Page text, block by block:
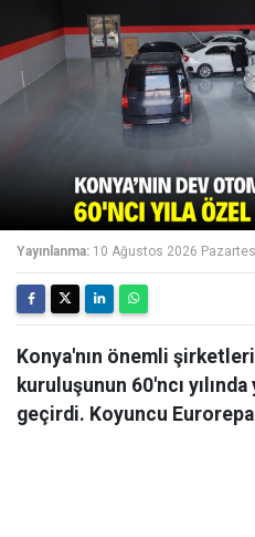
Yayınlanma: 10 Ağustos 2026
Konya'nın önemli
kuruluşunun 60'ncı yılında
geçirdi. Koyuncu